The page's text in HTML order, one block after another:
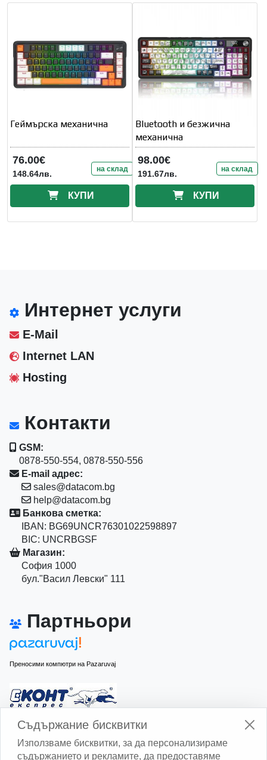
Геймърска механична
76.00€
148.64лв. на склад
КУПИ
Bluetooth и безжична
механична
98.00€
191.67лв. на склад
КУПИ
Интернет услуги
E-Mail
Internet LAN
Hosting
Контакти
GSM:
0878-550-554, 0878-550-556
E-mail адрес:
sales@datacom.bg
help@datacom.bg
Банкова сметка:
IBAN: BG69UNCR76301022598897
BIC: UNCRBGSF
Магазин:
София 1000
бул."Васил Левски" 111
Партньори
Преносими компютри на Pazaruvaj
Изчисли доставката с Еконт
Съдържание бисквитки
Използваме бисквитки, за да персонализираме
съдържанието и рекламите, да предоставяме